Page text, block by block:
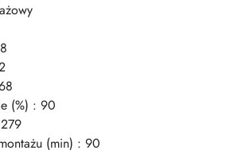
(%) : 90
(min) : 90